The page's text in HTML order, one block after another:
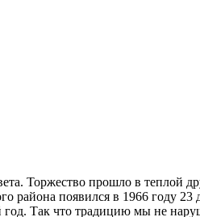
Торжество прошло в теплой
района появился в 1966 году
Так что традицию мы не